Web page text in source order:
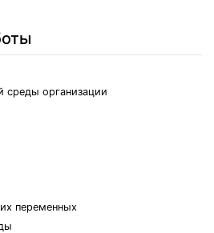
среды организации
переменных